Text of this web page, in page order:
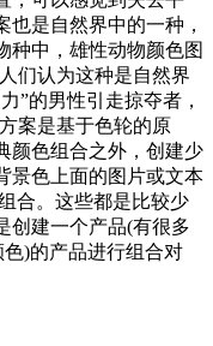
是自然界中的一种，
种中，雄性动物颜色图
们认为这种是自然界
”的男性引走掠夺者，
案是基于色轮的原
颜色组合之外，创建少
景色上面的图片或文本
合。这些都是比较少
创建一个产品(有很多
)的产品进行组合对